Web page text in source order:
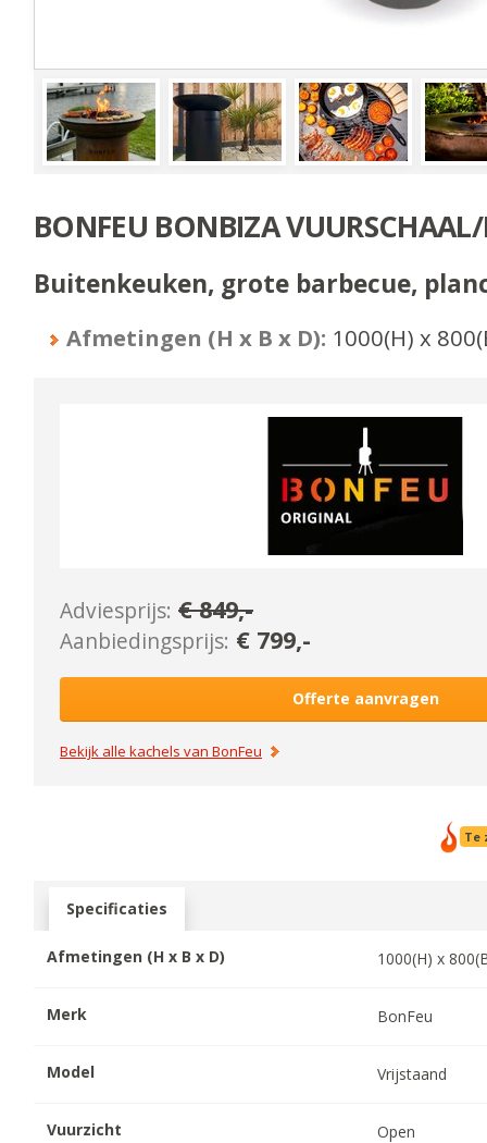
BONFEU BONBIZA
Buitenkeuken, grote barbecue,
Afmetingen (H x B x D): 1000(H) x 800
Adviesprijs: €849,-
Aanbiedingsprijs: € 799,-
Offerte aanvragen
Bekijk alle kachels vanBonFeu
Te
Specificaties
Afmetingen (H x B x D) 1000(H) x800
Merk BonFeu
Model Vrijstaand
Vuurzicht Open